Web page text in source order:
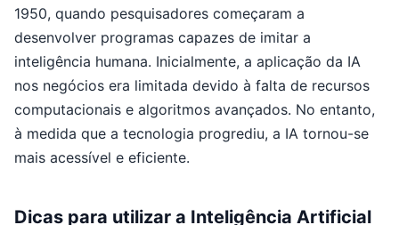
1950, quando pesquisadores começaram a
desenvolver programas capazes de imitar a
inteligência humana. Inicialmente, a aplicação da IA
nos negócios era limitada devido à falta de recursos
computacionais e algoritmos avançados. No entanto,
à medida que a tecnologia progrediu, a IA tornou-se
mais acessível e eficiente.
Dicas para utilizar a Inteligência Artificial